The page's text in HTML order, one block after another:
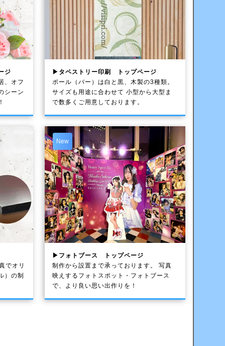
ジ
、オフ
シーン
▶タペストリー印刷 トップページ
ポール（バー）は白と黒、木製の3種類。
サイズも用途に合わせて 小型から大型ま
で数多くご用意しております。
でオリ
）の制
New
▶フォトブース トップページ
制作から設置まで承っております。 写真
映えするフォトスポット・フォトブース
で、より良い思い出作りを！